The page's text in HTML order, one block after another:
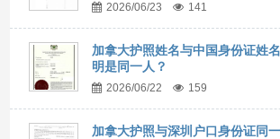
2026/06/23 141
加拿大护照姓名与中国身份证姓
明是同一人？
2026/06/22 159
加拿大护照与深圳户口身份证同